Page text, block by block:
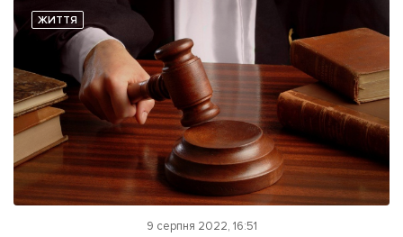
ЖИТТЯ
9 серпня 2022, 16:51